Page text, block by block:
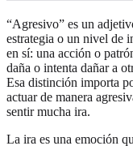
“Agresivo” es un
estrategia o un nivel de
en sí: una acción o
daña o intenta dañar a
Esa distinción importa
actuar de manera
sentir mucha ira.
La ira es una emoción